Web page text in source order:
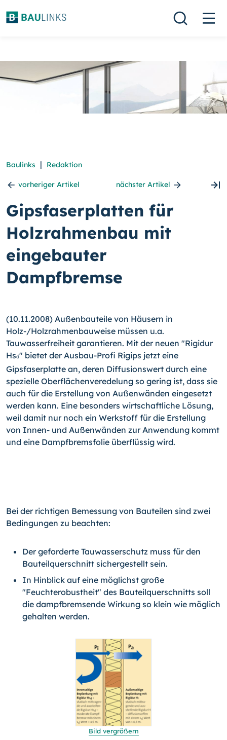
Baulinks | Redaktion
vorheriger Artikel nächster Artikel
Gipsfaserplatten für
Holzrahmenbau mit
eingebauter
Dampfbremse
(10.11.2008) Außenbauteile von Häusern in
Holz-/Holzrahmenbauweise müssen u.a.
Tauwasserfreiheit garantieren. Mit der neuen "Rigidur
Hsd" bietet der Ausbau-Profi Rigips jetzt eine
Gipsfaserplatte an, deren Diffusionswert durch eine
spezielle Oberflächenveredelung so gering ist, dass sie
auch für die Erstellung von Außenwänden eingesetzt
werden kann. Eine besonders wirtschaftliche Lösung,
weil damit nur noch ein Werkstoff für die Erstellung
von Innen- und Außenwänden zur Anwendung kommt
und eine Dampfbremsfolie überflüssig wird.
Bei der richtigen Bemessung von Bauteilen sind zwei
Bedingungen zu beachten:
Der geforderte Tauwasserschutz muss für den
Bauteilquerschnitt sichergestellt sein.
In Hinblick auf eine möglichst große
"Feuchterobustheit" des Bauteilquerschnitts soll
die dampfbremsende Wirkung so klein wie möglich
gehalten werden.
Bild vergrößern